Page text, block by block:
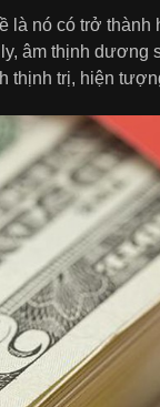
nó có trở thành
âm thịnh dương
thịnh trị, hiện